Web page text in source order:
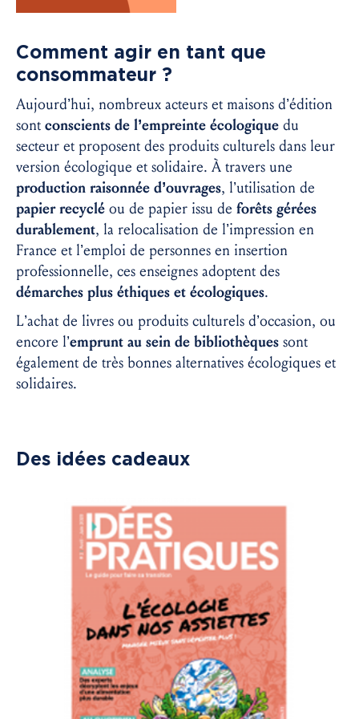
Comment agir en tant que
consommateur ?
Aujourd’hui, nombreux acteurs et maisons d’édition
sont conscients de l’empreinte écologique du
secteur et proposent des produits culturels dans leur
version écologique et solidaire. À travers une
production raisonnée d’ouvrages, l’utilisation de
papier recyclé ou de papier issu de forêts gérées
durablement, la relocalisation de l’impression en
France et l’emploi de personnes en insertion
professionnelle, ces enseignes adoptent des
démarches plus éthiques et écologiques.
L’achat de livres ou produits culturels d’occasion, ou
encore l’emprunt au sein de bibliothèques sont
également de très bonnes alternatives écologiques et
solidaires.
Des idées cadeaux